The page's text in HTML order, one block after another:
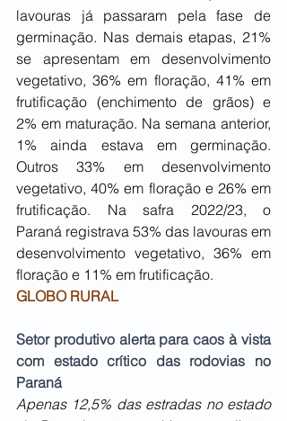
lavouras já passaram pela fase de
germinação. Nas demais etapas, 21%
se apresentam em desenvolvimento
vegetativo, 36% em floração, 41% em
frutificação (enchimento de grãos) e
2% em maturação. Na semana anterior,
1% ainda estava em germinação.
Outros 33% em desenvolvimento
vegetativo, 40% em floração e 26% em
frutificação. Na safra 2022/23, o
Paraná registrava 53% das lavouras em
desenvolvimento vegetativo, 36% em
floração e 11% em frutificação.
GLOBO RURAL
Setor produtivo alerta para caos à vista
com estado crítico das rodovias no
Paraná
Apenas 12,5% das estradas no estado